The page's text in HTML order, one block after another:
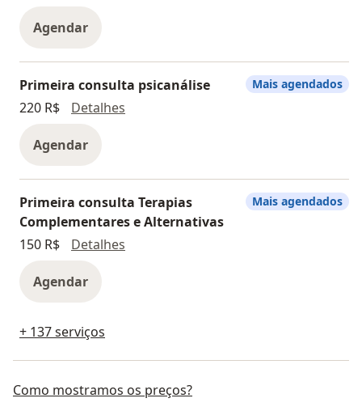
Agendar
Primeira consulta psicanálise
220 R$
Detalhes
Agendar
Mais agendados
Primeira consulta Terapias
Complementares e Alternativas
150 R$
Detalhes
Agendar
Mais agendados
+ 137 serviços
Como mostramos os preços?